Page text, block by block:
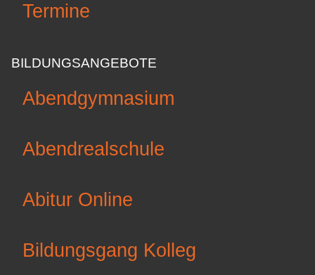
Termine
BILDUNGSANGEBOTE
Abendgymnasium
Abendrealschule
Abitur Online
Bildungsgang Kolleg